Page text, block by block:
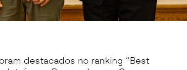
destacados no ranking “Best